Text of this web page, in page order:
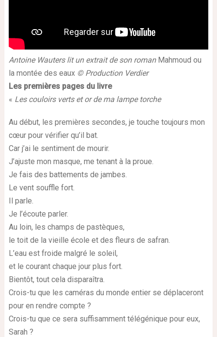
Antoine Wauters lit un extrait de son roman Mahmoud ou
la montée des eaux© Production Verdier
Les premières pages du livre
« Les couloirs verts et or de ma lampe torche
Au début, les premières secondes, je touche toujours mon
cœur pour vérifier qu’il bat.
Car j’ai le sentiment de mourir.
J’ajuste mon masque, me tenant à la proue.
Je fais des battements de jambes.
Le vent souffle fort.
Il parle.
Je l’écoute parler.
Au loin, les champs de pastèques,
le toit de la vieille école et des fleurs de safran.
L’eau est froide malgré le soleil,
et le courant chaque jour plus fort.
Bientôt, tout cela disparaîtra.
Crois-tu que les caméras du monde entier se déplaceront
pour en rendre compte ?
Crois-tu que ce sera suffisamment télégénique pour eux,
Sarah ?